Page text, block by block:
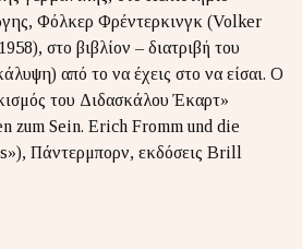
Φόλκερ Φρέντερκινγκ (Volker
στο βιβλίον – διατριβή του
από το να έχεις στο να είσαι. Ο
του Διδασκάλου Έκαρτ»
zum Sein. Erich Fromm und die
Πάντερμπορν, εκδόσεις Brill